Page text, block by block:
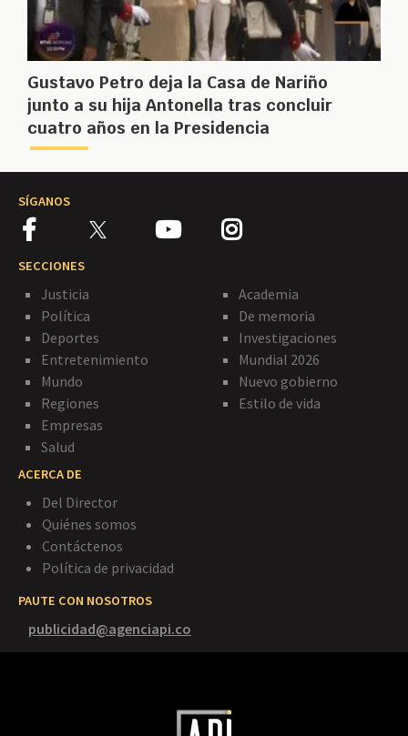
Gustavo Petro deja la Casa de Nariño
junto a su hija Antonella tras concluir
cuatro años en la Presidencia
SÍGANOS
SECCIONES
Justicia
Política
Deportes
Entretenimiento
Mundo
Regiones
Empresas
Salud
Academia
De memoria
Investigaciones
Mundial 2026
Nuevo gobierno
Estilo de vida
ACERCA DE
Del Director
Quiénes somos
Contáctenos
Política de privacidad
PAUTE CON NOSOTROS
publicidad@agenciapi.co